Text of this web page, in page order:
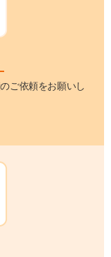
ご依頼をお願いし